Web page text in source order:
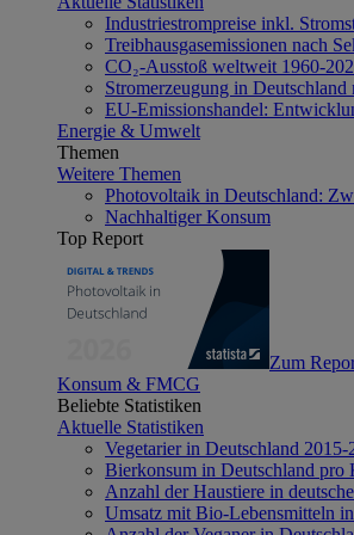
Industriestrompreise inkl.
Treibhausgasemissionen nach
CO₂-Ausstoß weltweit 1960-
Stromerzeugung in
EU-Emissionshandel:
Energie & Umwelt
Themen
Weitere Themen
Photovoltaik in Deutschland:
Nachhaltiger Konsum
Top Report
Zum
Konsum & FMCG
Beliebte Statistiken
Aktuelle Statistiken
Vegetarier in Deutschland 2015-
Bierkonsum in Deutschland pro
Anzahl der Haustiere in
Umsatz mit Bio-Lebensmitteln